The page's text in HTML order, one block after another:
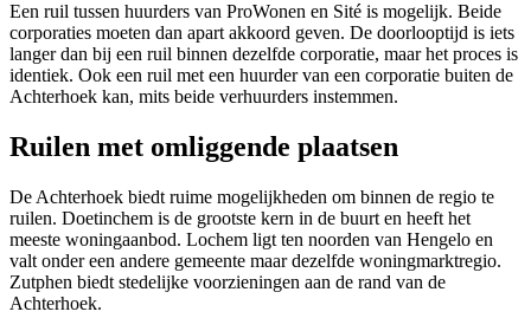
Een ruil tussen huurders van ProWonen en Sité is mogelijk. Beide
corporaties moeten dan apart akkoord geven. De doorlooptijd is iets
langer dan bij een ruil binnen dezelfde corporatie, maar het proces is
identiek. Ook een ruil met een huurder van een corporatie buiten de
Achterhoek kan, mits beide verhuurders instemmen.
Ruilen met omliggende plaatsen
De Achterhoek biedt ruime mogelijkheden om binnen de regio te
ruilen. Doetinchem is de grootste kern in de buurt en heeft het
meeste woningaanbod. Lochem ligt ten noorden van Hengelo en
valt onder een andere gemeente maar dezelfde woningmarktregio.
Zutphen biedt stedelijke voorzieningen aan de rand van de
Achterhoek.